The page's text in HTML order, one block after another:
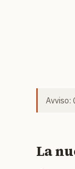
Avviso:
La